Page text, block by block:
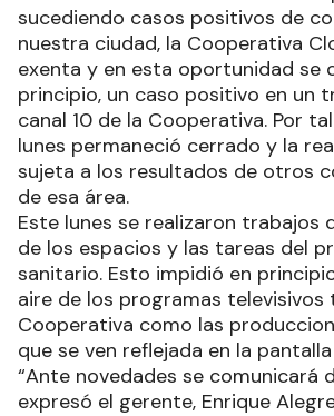
sucediendo casos positivos de
nuestra ciudad, la Cooperativa
exenta y en esta oportunidad se
principio, un caso positivo en un
canal 10 de la Cooperativa. Por
lunes permaneció cerrado y la
sujeta a los resultados de otros
de esa área.
Este lunes se realizaron trabajos
de los espacios y las tareas del
sanitario. Esto impidió en
aire de los programas televisivos
Cooperativa como las
que se ven reflejada en la
“Ante novedades se comunicará
expresó el gerente, Enrique